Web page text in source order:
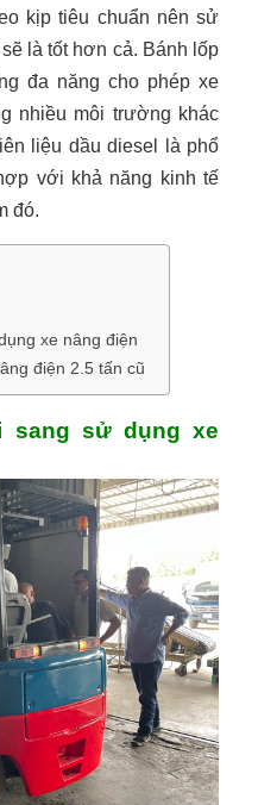
kịp tiêu chuẩn nên sử
là tốt hơn cả. Bánh lốp
đa năng cho phép xe
nhiều môi trường khác
liệu dầu diesel là phổ
với khả năng kinh tế
đó.
xe nâng điện
điện 2.5 tấn cũ
sang sử dụng xe